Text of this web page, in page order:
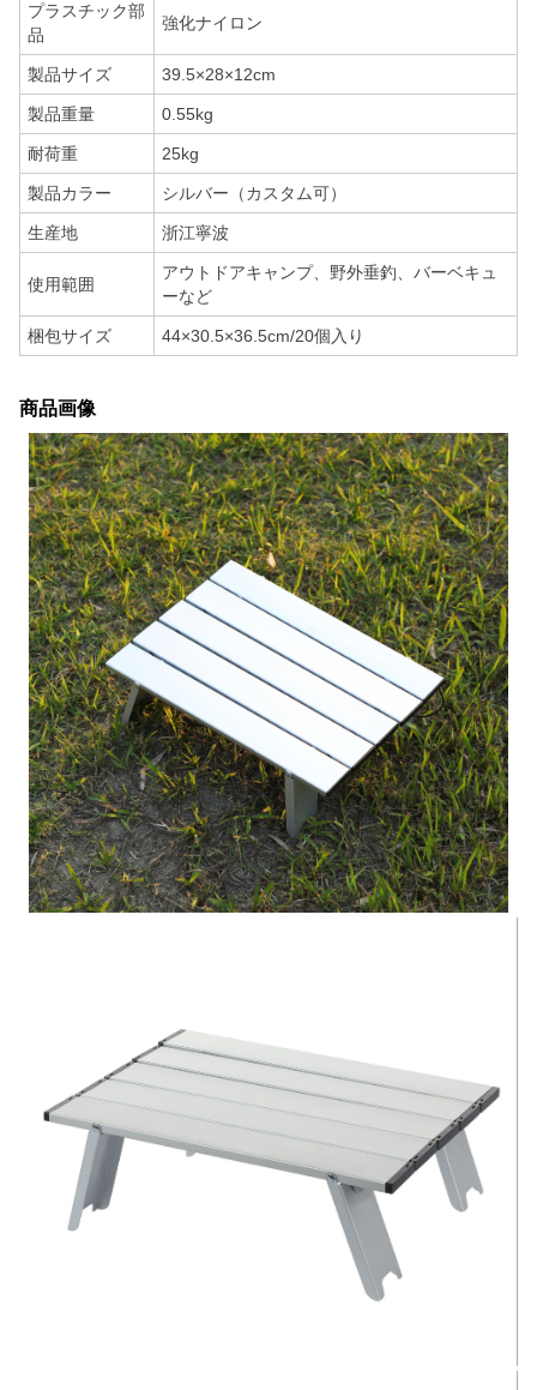
プラスチック部
品
強化ナイロン
製品サイズ 39.5×28×12cm
製品重量 0.55kg
耐荷重 25kg
製品カラー シルバー（カスタム可）
生産地 浙江寧波
使用範囲
アウトドアキャンプ、野外垂釣、バーベキュ
ーなど
梱包サイズ 44×30.5×36.5cm/20個入り
商品画像